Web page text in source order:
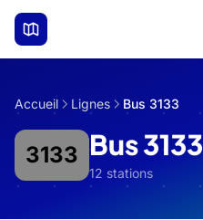
Aller au contenu principal
Accueil Lignes Bus 3133
3133 Bus 3133
12 stations